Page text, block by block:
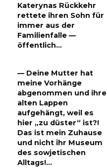
Katerynas Rückkehr
rettete ihren Sohn für
immer aus der
Familienfalle —
öffentlich…
— Deine Mutter hat
meine Vorhänge
abgenommen und ihre
alten Lappen
aufgehängt, weil es
hier „zu düster“ ist?!
Das ist mein Zuhause
und nicht ihr Museum
des sowjetischen
Alltags!…